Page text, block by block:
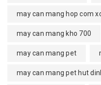
may can mang hop com
may can mang kho 700
may can mang pet
may can mang pet hut